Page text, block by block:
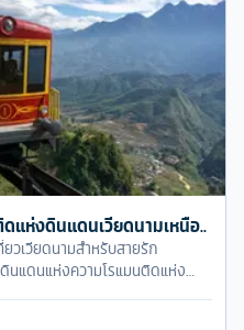
แห่งดินแดนเวียดนามเหนือ..
วเวียดนามสำหรับสายรัก
นแดนแห่งความโรแมนติดแห่ง